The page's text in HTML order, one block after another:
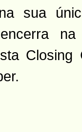
sua
Closing